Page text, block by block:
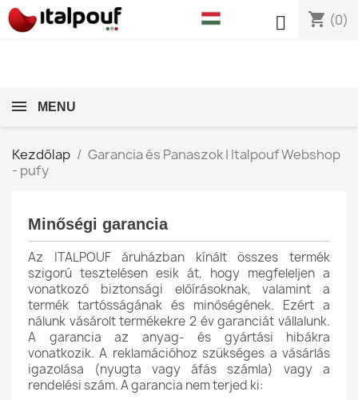
shopping_cart (0)

MENU
Kezdőlap
Garancia és Panaszok | Italpouf Webshop
- pufy
Minőségi garancia
Az ITALPOUF áruházban kínált összes termék
szigorú tesztelésen esik át, hogy megfeleljen a
vonatkozó biztonsági előírásoknak, valamint a
termék tartósságának és minőségének. Ezért a
nálunk vásárolt termékekre 2 év garanciát vállalunk.
A garancia az anyag- és gyártási hibákra
vonatkozik. A reklamációhoz szükséges a vásárlás
igazolása (nyugta vagy áfás számla) vagy a
rendelési szám. A garancia nem terjed ki: